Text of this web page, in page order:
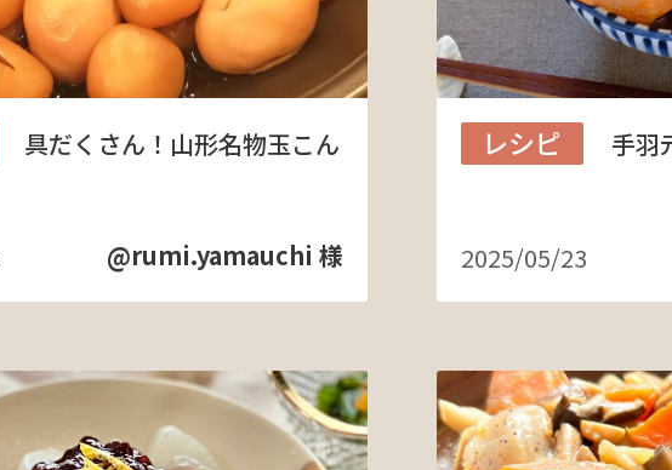
具だくさん！山形名物玉こん
@rumi.yamauchi 様
レシピ 手羽
2025/05/23